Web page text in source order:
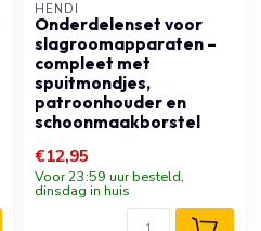
HENDI
Onderdelenset voor
slagroomapparaten –
compleet met
spuitmondjes,
patroonhouder en
schoonmaakborstel
€12,95
Voor 23:59 uur besteld,
dinsdag in huis